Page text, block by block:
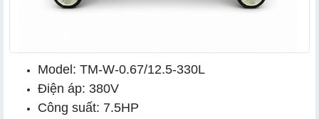
Model: TM-W-0.67/12.5-330L
Điện áp: 380V
Công suất: 7.5HP